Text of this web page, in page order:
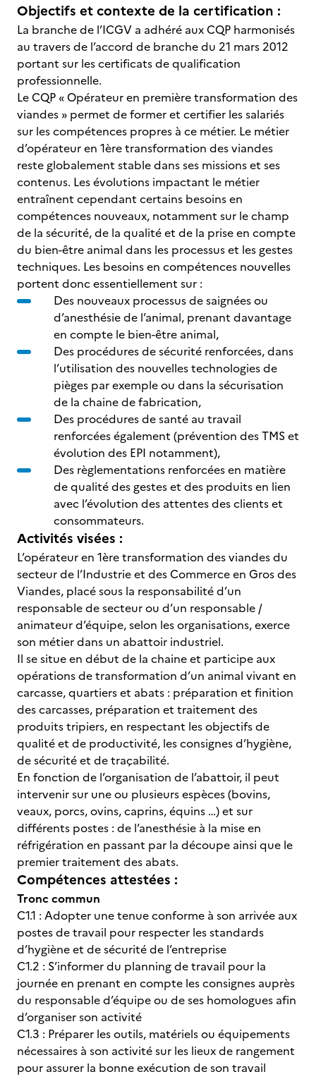
Objectifs et contexte de la certification :
La branche de l’ICGV a adhéré aux CQP harmonisés
au travers de l’accord de branche du 21 mars 2012
portant sur les certificats de qualification
professionnelle.
Le CQP « Opérateur en première transformation des
viandes » permet de former et certifier les salariés
sur les compétences propres à ce métier. Le métier
d’opérateur en 1ère transformation des viandes
reste globalement stable dans ses missions et ses
contenus. Les évolutions impactant le métier
entraînent cependant certains besoins en
compétences nouveaux, notamment sur le champ
de la sécurité, de la qualité et de la prise en compte
du bien-être animal dans les processus et les gestes
techniques. Les besoins en compétences nouvelles
portent donc essentiellement sur :
Des nouveaux processus de saignées ou
d’anesthésie de l’animal, prenant davantage
en compte le bien-être animal,
Des procédures de sécurité renforcées, dans
l’utilisation des nouvelles technologies de
pièges par exemple ou dans la sécurisation
de la chaine de fabrication,
Des procédures de santé au travail
renforcées également (prévention des TMS et
évolution des EPI notamment),
Des règlementations renforcées en matière
de qualité des gestes et des produits en lien
avec l’évolution des attentes des clients et
consommateurs.
Activités visées :
L’opérateur en 1ère transformation des viandes du
secteur de l’Industrie et des Commerce en Gros des
Viandes, placé sous la responsabilité d’un
responsable de secteur ou d’un responsable /
animateur d’équipe, selon les organisations, exerce
son métier dans un abattoir industriel.
Il se situe en début de la chaine et participe aux
opérations de transformation d’un animal vivant en
carcasse, quartiers et abats : préparation et finition
des carcasses, préparation et traitement des
produits tripiers, en respectant les objectifs de
qualité et de productivité, les consignes d’hygiène,
de sécurité et de traçabilité.
En fonction de l’organisation de l’abattoir, il peut
intervenir sur une ou plusieurs espèces (bovins,
veaux, porcs, ovins, caprins, équins …) et sur
différents postes : de l’anesthésie à la mise en
réfrigération en passant par la découpe ainsi que le
premier traitement des abats.
Compétences attestées :
Tronc commun
C1.1 : Adopter une tenue conforme à son arrivée aux
postes de travail pour respecter les standards
d’hygiène et de sécurité de l’entreprise
C1.2 : S’informer du planning de travail pour la
journée en prenant en compte les consignes auprès
du responsable d’équipe ou de ses homologues afin
d’organiser son activité
C1.3 : Préparer les outils, matériels ou équipements
nécessaires à son activité sur les lieux de rangement
pour assurer la bonne exécution de son travail